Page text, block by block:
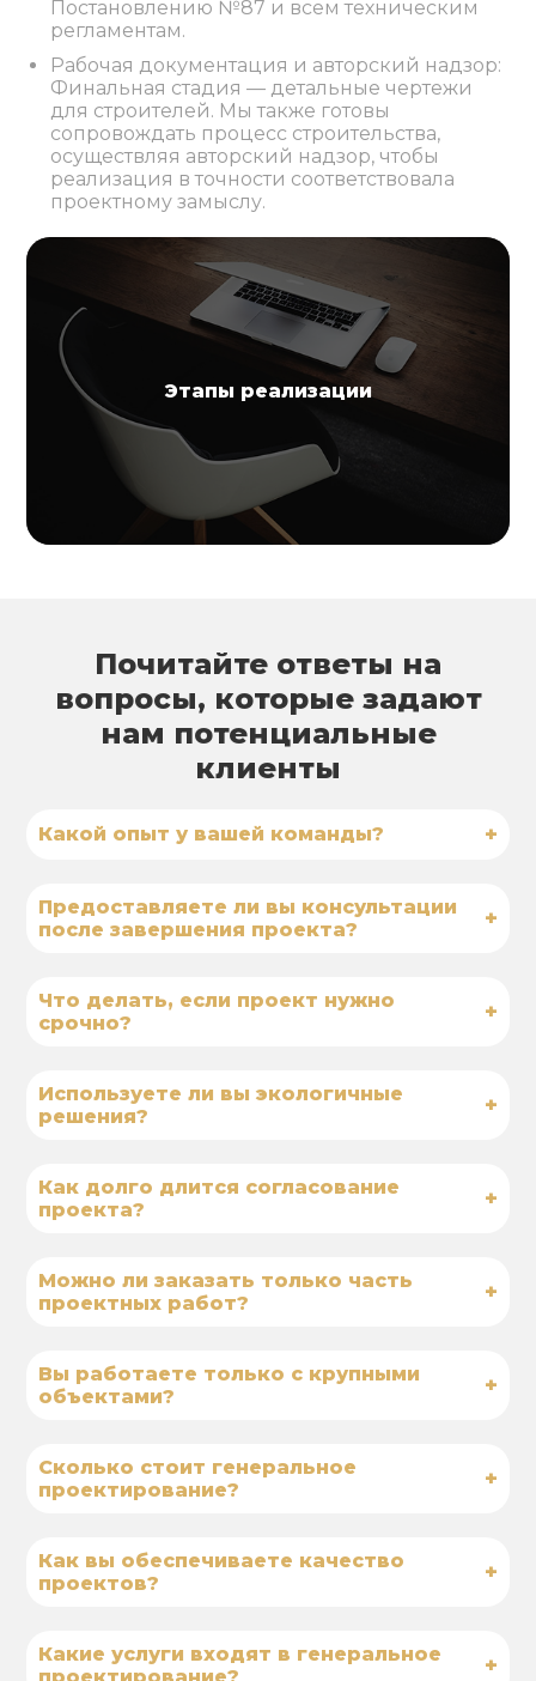
Этапы реализации
Постановлению №87 и всем техническим
регламентам.
Рабочая документация и авторский надзор:
Финальная стадия — детальные чертежи
для строителей. Мы также готовы
сопровождать процесс строительства,
осуществляя авторский надзор, чтобы
реализация в точности соответствовала
проектному замыслу.
Почитайте ответы на
вопросы, которые задают
нам потенциальные
клиенты
Какой опыт у вашей команды? +
Предоставляете ли вы консультации
после завершения проекта?
+
Что делать, если проект нужно
срочно?
+
Используете ли вы экологичные
решения?
+
Как долго длится согласование
проекта?
+
Можно ли заказать только часть
проектных работ?
+
Вы работаете только с крупными
объектами?
+
Сколько стоит генеральное
проектирование?
+
Как вы обеспечиваете качество
проектов?
+
Какие услуги входят в генеральное
проектирование?
+